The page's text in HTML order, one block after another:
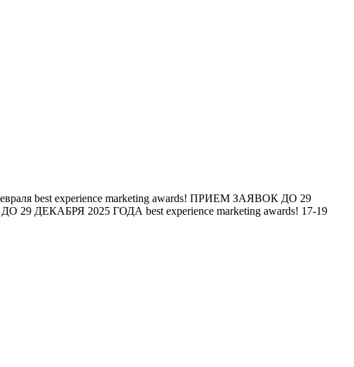
best experience marketing awards! ПРИЕМ ЗАЯВОК ДО 29
29 ДЕКАБРЯ 2025 ГОДА best experience marketing awards! 17-19